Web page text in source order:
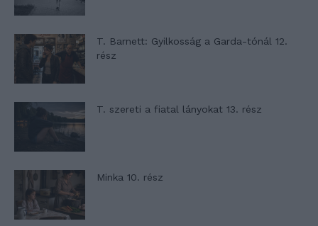
T. Barnett: Gyilkosság a Garda-tónál 12.
rész
T. szereti a fiatal lányokat 13. rész
Minka 10. rész